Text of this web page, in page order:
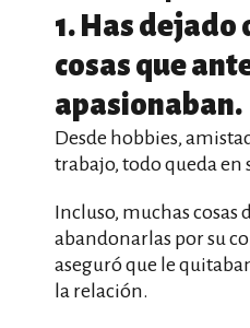
1. Has dejado
cosas que
apasionaban.
Desde hobbies,
trabajo, todo queda en
Incluso, muchas cosas
abandonarlas por su
aseguró que le
la relación.